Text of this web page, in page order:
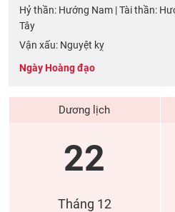
Hỷ thần: Hướng Nam | Tài thần:
Tây
Vận xấu: Nguyệt kỵ
Ngày Hoàng đạo
Dương lịch
22
Tháng 12